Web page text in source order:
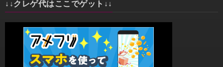
↓↓クレゲ代はここでゲット↓↓